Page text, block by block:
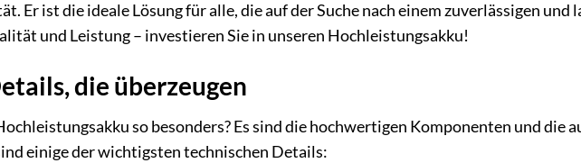
Er ist die ideale Lösung für alle, die auf der Suche nach einem zuverlässigen und
und Leistung – investieren Sie in unseren Hochleistungsakku!
die überzeugen
so besonders? Es sind die hochwertigen Komponenten und die
einige der wichtigsten technischen Details: